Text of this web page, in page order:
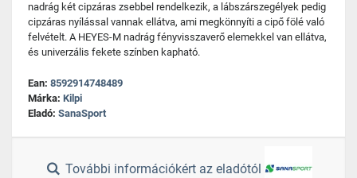
nadrág két cipzáras zsebbel rendelkezik, a lábszárszegélyek pedig
cipzáras nyílással vannak ellátva, ami megkönnyíti a cipő fölé való
felvételt. A HEYES-M nadrág fényvisszaverő elemekkel van ellátva,
és univerzális fekete színben kapható.
Ean: 8592914748489
Márka: Kilpi
Eladó: SanaSport
További információkért az eladótól